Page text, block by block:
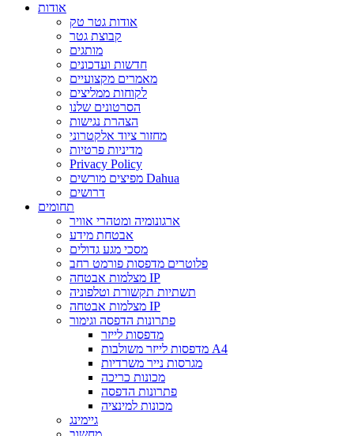
אודות
אודות גטר טק
קבוצת גטר
מותגים
חדשות ועדכונים
מאמרים מקצועיים
לקוחות ממליצים
הסרטונים שלנו
הצהרת נגישות
מחזור ציוד אלקטרוני
מדיניות פרטיות
Privacy Policy
מפיצים מורשים Dahua
דרושים
תחומים
ארגונומיה ומטהרי אוויר
אבטחת מידע
מסכי מגע גדולים
פלוטרים מדפסות פורמט רחב
מצלמות אבטחה IP
תשתיות תקשורת וטלפוניה
מצלמות אבטחה IP
פתרונות הדפסה וגימור
מדפסות לייזר
מדפסות לייזר משולבות A4
מגרסות נייר משרדיות
מכונות כריכה
פתרונות הדפסה
מכונות למינציה
גיימינג